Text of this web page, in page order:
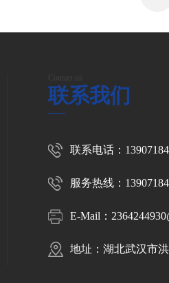
联系我们
联系电话：
服务热线：
E-Mail：
地址：湖北武汉市